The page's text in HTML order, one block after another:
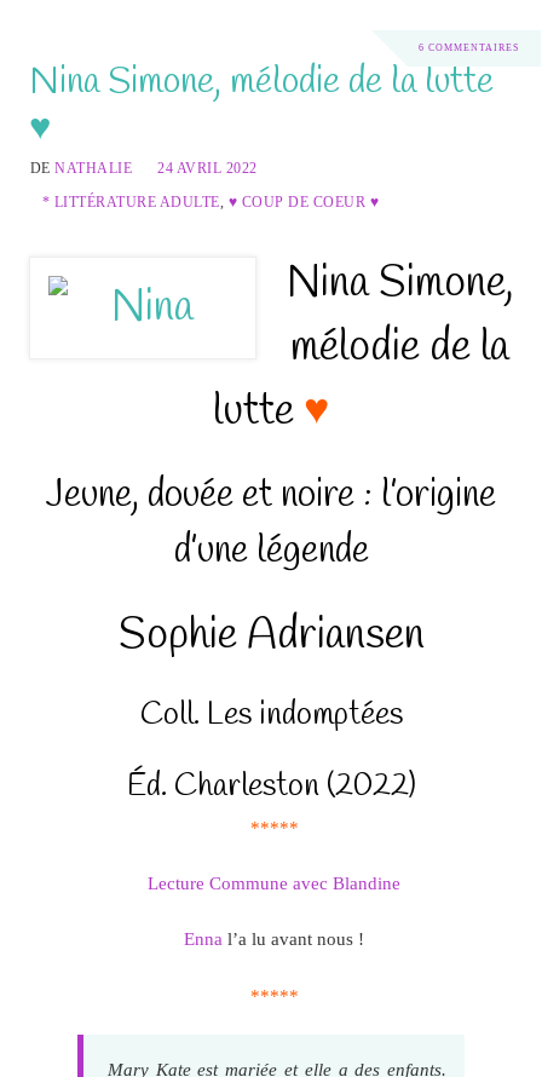
6 COMMENTAIRES
Nina Simone, mélodie de la lutte
♥
DENATHALIE
24 AVRIL 2022
* LITTÉRATURE ADULTE ♥ COUP DE COEUR ♥
Nina Simone,
mélodie de la
lutte♥
Jeune, douée et noire : l’origine
d’une légende
Sophie Adriansen
Coll. Les indomptées
Éd. Charleston (2022)
*****
Lecture Commune avec Blandine
Enna l’a lu avant nous !
*****
Mary Kate est mariée et elle a des enfants.